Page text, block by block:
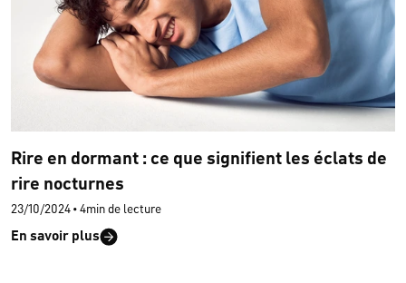
Rire en dormant : ce que signifient les éclats de
rire nocturnes
23/10/2024 • 4min de lecture
En savoir plus